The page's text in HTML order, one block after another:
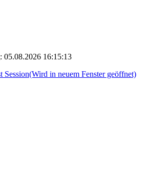
05.08.2026 16:15:13
Session(Wird in neuem Fenster geöffnet)